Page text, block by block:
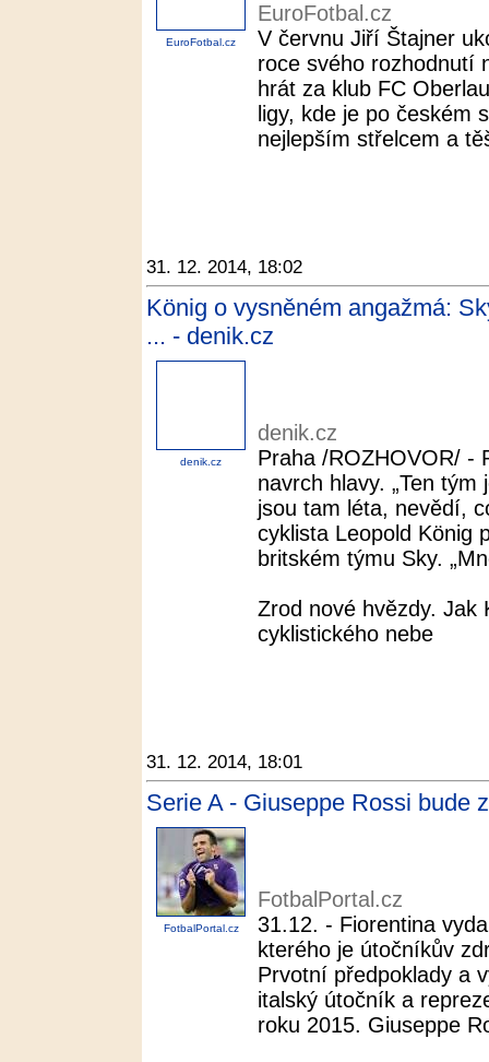
EuroFotbal.cz
EuroFotbal.cz
V červnu Jiří Štajner
roce svého rozhodnutí
hrát za klub FC
ligy, kde je po českém
nejlepším střelcem a
31. 12. 2014, 18:02
König o vysněném angažmá:
... - denik.cz
denik.cz
denik.cz
Praha /ROZHOVOR/ -
navrch hlavy. „Ten
jsou tam léta, nevědí,
cyklista Leopold König
britském týmu Sky.
Zrod nové hvězdy. Jak
cyklistického nebe
31. 12. 2014, 18:01
Serie A - Giuseppe Rossi bude
FotbalPortal.cz
FotbalPortal.cz
31.12. - Fiorentina
kterého je útočníkův
Prvotní předpoklady a
italský útočník a
roku 2015. Giuseppe